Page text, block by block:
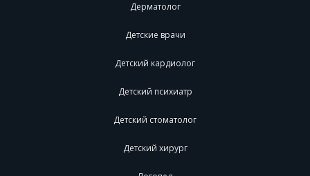
Дерматолог
Детские врачи
Детский кардиолог
Детский психиатр
Детский стоматолог
Детский хирург